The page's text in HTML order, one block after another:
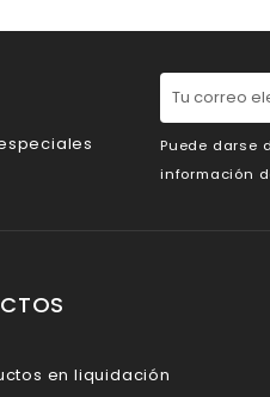
Puede darse
información
en liquidación